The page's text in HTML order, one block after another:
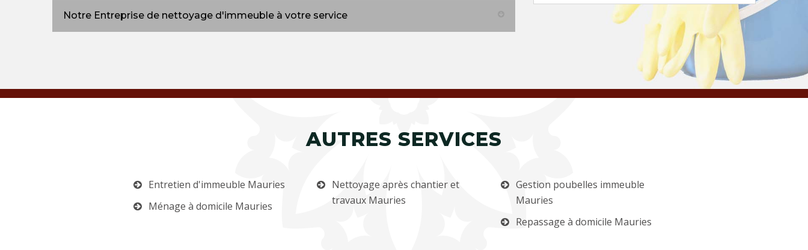
Notre Entreprise de nettoyage d'immeuble à votre service
AUTRES SERVICES
Entretien d'immeuble Mauries
Ménage à domicile Mauries
Nettoyage après chantier et
travaux Mauries
Gestion poubelles immeuble
Mauries
Repassage à domicile Mauries